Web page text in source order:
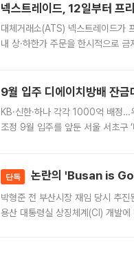
넥스트레이드, 12일부터 프
대체거래소(ATS) 넥스트레이드가
내 상·하한가 주문을 한시적으로
9월 입주 디에이치방배 잔
KB·신한·하나 각각 1000억 배정…
조정 9월 입주를 앞둔 서울 서초구
단독 논란의 'Busan is
박형준 전 부산시장 재임 당시 추
용산 대통령실 상징체계(CI) 개발